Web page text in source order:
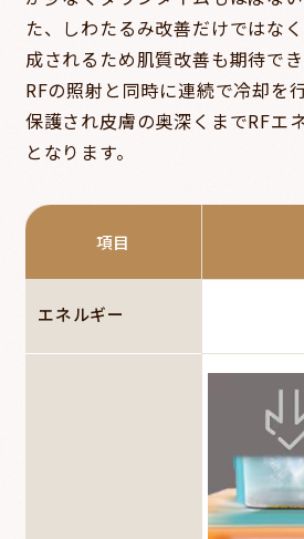
た、しわたるみ改善だけではな
成されるため肌質改善も期待でき
RFの照射と同時に連続で冷却を
保護され皮膚の奥深くまでRFエ
となります。
項目
エネルギー